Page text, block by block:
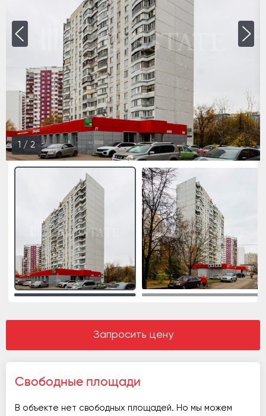
1 / 2
Запросить цену
Свободные площади
В объекте нет свободных площадей. Но мы можем